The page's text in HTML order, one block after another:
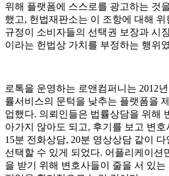
위해 플랫폼에 스스로를 광고하는 것
했고, 헌법재판소는 이 조항에 대해
규정이 소비자들의 선택권 보장과 시
이라는 헌법상 가치를 부정하는 행위
로톡을 운영하는 로앤컴퍼니는 2012
률서비스의 문턱을 낮추는 플랫폼을
업했다. 의뢰인들은 법률상담을 위해
아가지 않아도 되고, 후기를 보고 변
15분 전화상담, 20분 영상상담 같이
선택할 수 있게 되었다. 어플리케이션
을 받기 위해 변호사들이 줄을 서 있